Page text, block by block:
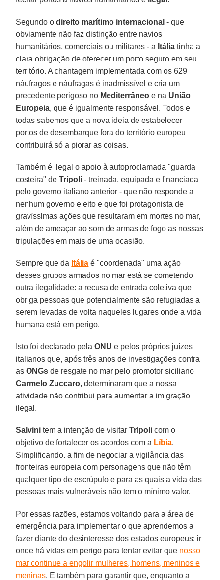
Segundo odireito marítimo internacional - que
obviamente não faz distinção entre navios
humanitários, comerciais ou militares - a Itália tinha a
clara obrigação de oferecer um porto seguro em seu
território. A chantagem implementada com os 629
náufragos e náufragas é inadmissível e cria um
precedente perigoso no Mediterrâneo e na União
Europeia, que é igualmente responsável. Todos e
todas sabemos que a nova ideia de estabelecer
portos de desembarque fora do território europeu
contribuirá só a piorar as coisas.
Também é ilegal o apoio à autoproclamada "guarda
costeira" deTrípoli - treinada, equipada e financiada
pelo governo italiano anterior - que não responde a
nenhum governo eleito e que foi protagonista de
gravíssimas ações que resultaram em mortes no mar,
além de ameaçar ao som de armas de fogo as nossas
tripulações em mais de uma ocasião.
Sempre que da Itália é "coordenada" uma ação
desses grupos armados no mar está se cometendo
outra ilegalidade: a recusa de entrada coletiva que
obriga pessoas que potencialmente são refugiadas a
serem levadas de volta naqueles lugares onde a vida
humana está em perigo.
Isto foi declarado pelaONU e pelos próprios juízes
italianos que, após três anos de investigações contra
asONGs de resgate no mar pelo promotor siciliano
Carmelo Zuccaro, determinaram que a nossa
atividade não contribui para aumentar a imigração
ilegal.
Salvini tem a intenção de visitarTrípoli com o
objetivo de fortalecer os acordos com a Líbia.
Simplificando, a fim de negociar a vigilância das
fronteiras europeia com personagens que não têm
qualquer tipo de escrúpulo e para as quais a vida das
pessoas mais vulneráveis não tem o mínimo valor.
Por essas razões, estamos voltando para a área de
emergência para implementar o que aprendemos a
fazer diante do desinteresse dos estados europeus: ir
onde há vidas em perigo para tentar evitar que nosso
mar continue a engolir mulheres, homens, meninos e
meninas. E também para garantir que, enquanto a